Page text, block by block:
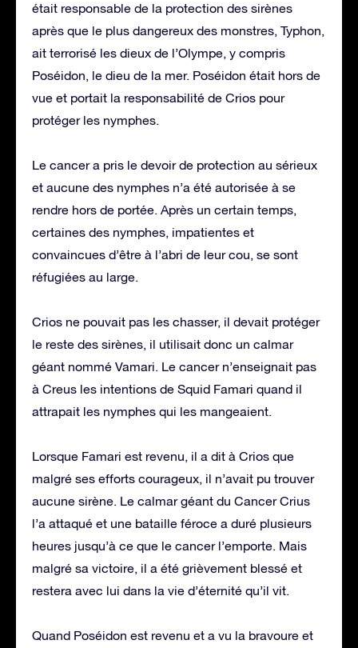
était responsable de la protection des sirènes
après que le plus dangereux des monstres, Typhon,
ait terrorisé les dieux de l’Olympe, y compris
Poséidon, le dieu de la mer. Poséidon était hors de
vue et portait la responsabilité de Crios pour
protéger les nymphes.
Le cancer a pris le devoir de protection au sérieux
et aucune des nymphes n’a été autorisée à se
rendre hors de portée. Après un certain temps,
certaines des nymphes, impatientes et
convaincues d’être à l’abri de leur cou, se sont
réfugiées au large.
Crios ne pouvait pas les chasser, il devait protéger
le reste des sirènes, il utilisait donc un calmar
géant nommé Vamari. Le cancer n’enseignait pas
à Creus les intentions de Squid Famari quand il
attrapait les nymphes qui les mangeaient.
Lorsque Famari est revenu, il a dit à Crios que
malgré ses efforts courageux, il n’avait pu trouver
aucune sirène. Le calmar géant du Cancer Crius
l’a attaqué et une bataille féroce a duré plusieurs
heures jusqu’à ce que le cancer l’emporte. Mais
malgré sa victoire, il a été grièvement blessé et
restera avec lui dans la vie d’éternité qu’il vit.
Quand Poséidon est revenu et a vu la bravoure et